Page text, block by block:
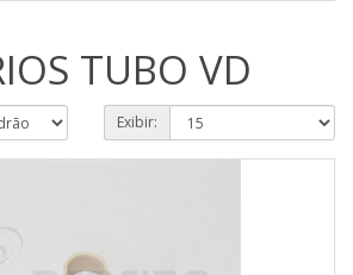
TUBO VD
Exibir: